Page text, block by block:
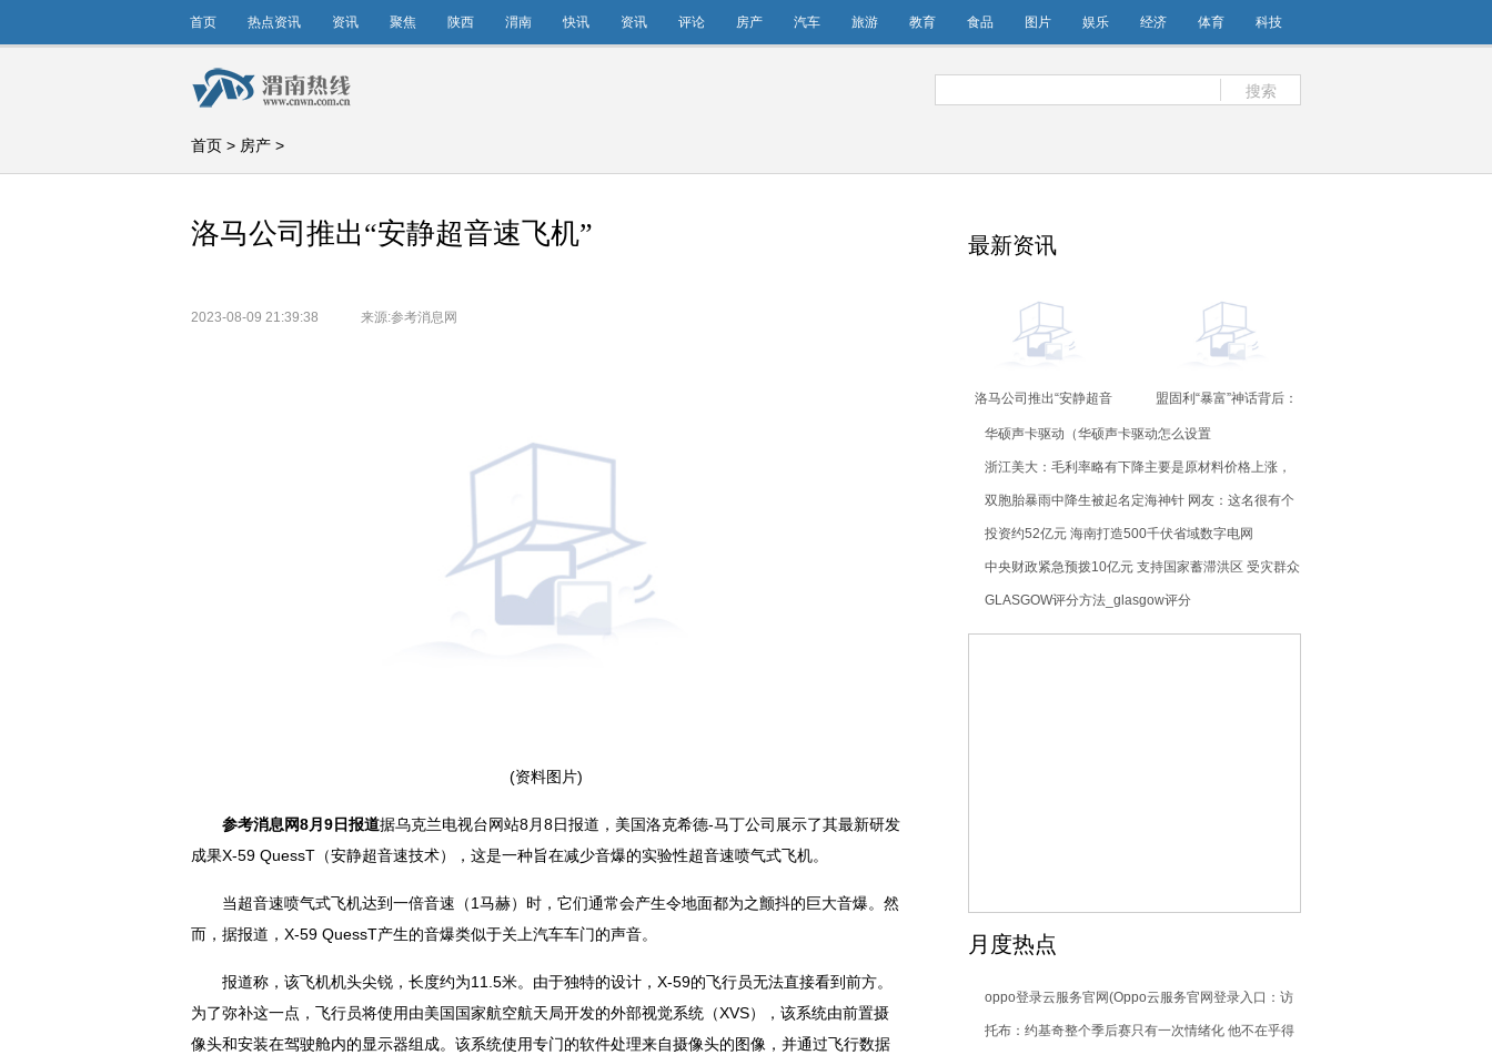
首页 热点资讯 资讯 聚焦 陕西 渭南 快讯 资讯 评论 房产 汽车 旅游 教育 食品 图片 娱乐 经济 体育 科技
搜索
首页 > 房产 >
洛马公司推出“安静超音速飞机”
2023-08-09 21:39:38 来源:参考消息网
(资料图片)
参考消息网8月9日报道据乌克兰电视台网站8月8日报道，美国洛克希德-马丁公司展示了其最新研发
成果X-59 QuessT（安静超音速技术），这是一种旨在减少音爆的实验性超音速喷气式飞机。
当超音速喷气式飞机达到一倍音速（1马赫）时，它们通常会产生令地面都为之颤抖的巨大音爆。然
而，据报道，X-59 QuessT产生的音爆类似于关上汽车车门的声音。
报道称，该飞机机头尖锐，长度约为11.5米。由于独特的设计，X-59的飞行员无法直接看到前方。
为了弥补这一点，飞行员将使用由美国国家航空航天局开发的外部视觉系统（XVS），该系统由前置摄
像头和安装在驾驶舱内的显示器组成。该系统使用专门的软件处理来自摄像头的图像，并通过飞行数据
最新资讯
洛马公司推出“安静超音
盟固利“暴富”神话背后：
器报单无效？
华硕声卡驱动（华硕声卡驱动怎么设置
浙江美大：毛利率略有下降主要是原材料价格上涨，
以及因市场需求产品结构调整所致
双胞胎暴雨中降生被起名定海神针 网友：这名很有个
性！
投资约52亿元 海南打造500千伏省域数字电网
中央财政紧急预拨10亿元 支持国家蓄滞洪区 受灾群众
尽快恢复正常生产生活秩序
GLASGOW评分方法_glasgow评分
月度热点
oppo登录云服务官网(Oppo云服务官网登录入口：访
问简单，便捷快速！)
托布：约基奇整个季后赛只有一次情绪化 他不在乎得